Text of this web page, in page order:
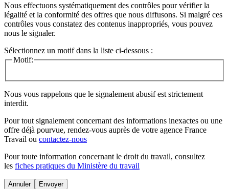
Nous effectuons systématiquement des contrôles pour vérifier la
légalité et la conformité des offres que nous diffusons. Si malgré ces
contrôles vous constatez des contenus inappropriés, vous pouvez
nous le signaler.
Sélectionnez un motif dans la liste ci-dessous :
Motif:
Nous vous rappelons que le signalement abusif est strictement
interdit.
Pour tout signalement concernant des informations inexactes ou une
offre déjà pourvue, rendez-vous auprès de votre agence France
Travail ou contactez-nous
Pour toute information concernant le droit du travail, consultez
les fiches pratiques du Ministère du travail
Annuler